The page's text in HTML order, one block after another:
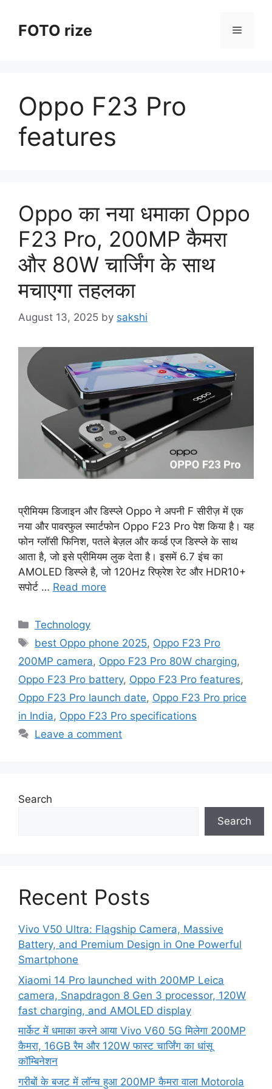
contentFOTO rize Menu
Oppo F23 Pro
features
Oppo का नया धमाका Oppo
F23 Pro, 200MP कैमरा
और 80W चार्जिंग के साथ
मचाएगा तहलका
August 13, 2025 by sakshi
प्रीमियम डिजाइन और डिस्प्ले Oppo ने अपनी F सीरीज़ में एक
नया और पावरफुल स्मार्टफोन Oppo F23 Pro पेश किया है। यह
फोन ग्लॉसी फिनिश, पतले बेज़ल और कर्व्ड एज डिस्प्ले के साथ
आता है, जो इसे प्रीमियम लुक देता है। इसमें 6.7 इंच का
AMOLED डिस्प्ले है, जो 120Hz रिफ्रेश रेट और HDR10+
सपोर्ट … Read more
Categories
Technology
Tags
best Oppo phone 2025, Oppo F23 Pro
200MP camera, Oppo F23 Pro 80W charging,
Oppo F23 Pro battery, Oppo F23 Pro features,
Oppo F23 Pro launch date, Oppo F23 Pro price
in India, Oppo F23 Pro specifications
Leave a comment
Search
Search
Recent Posts
Vivo V50 Ultra: Flagship Camera, Massive
Battery, and Premium Design in One Powerful
Smartphone
Xiaomi 14 Pro launched with 200MP Leica
camera, Snapdragon 8 Gen 3 processor, 120W
fast charging, and AMOLED display
मार्केट में धमाका करने आया Vivo V60 5G मिलेगा 200MP
कैमरा, 16GB रैम और 120W फास्ट चार्जिंग का धांसू
कॉम्बिनेशन
गरीबों के बजट में लॉन्च हुआ 200MP कैमरा वाला Motorola